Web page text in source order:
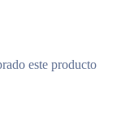
este producto